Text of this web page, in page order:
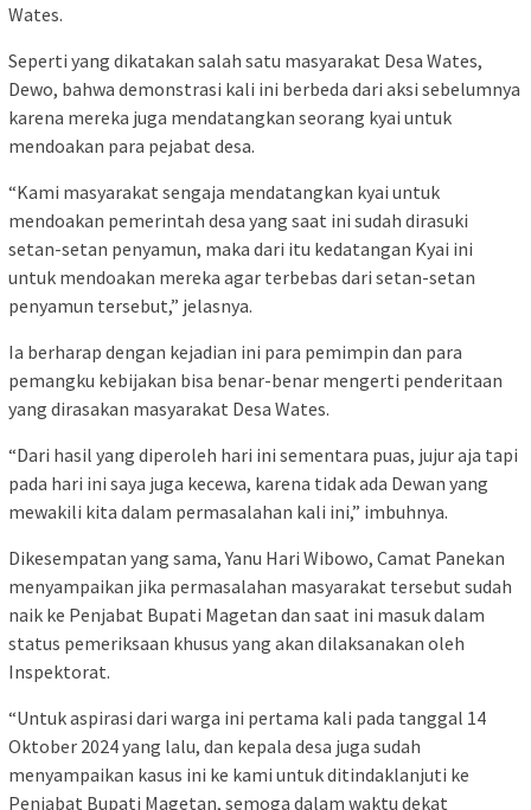
Wates.
Seperti yang dikatakan salah satu masyarakat Desa Wates,
Dewo, bahwa demonstrasi kali ini berbeda dari aksi sebelumnya
karena mereka juga mendatangkan seorang kyai untuk
mendoakan para pejabat desa.
“Kami masyarakat sengaja mendatangkan kyai untuk
mendoakan pemerintah desa yang saat ini sudah dirasuki
setan-setan penyamun, maka dari itu kedatangan Kyai ini
untuk mendoakan mereka agar terbebas dari setan-setan
penyamun tersebut,” jelasnya.
Ia berharap dengan kejadian ini para pemimpin dan para
pemangku kebijakan bisa benar-benar mengerti penderitaan
yang dirasakan masyarakat Desa Wates.
“Dari hasil yang diperoleh hari ini sementara puas, jujur aja tapi
pada hari ini saya juga kecewa, karena tidak ada Dewan yang
mewakili kita dalam permasalahan kali ini,” imbuhnya.
Dikesempatan yang sama, Yanu Hari Wibowo, Camat Panekan
menyampaikan jika permasalahan masyarakat tersebut sudah
naik ke Penjabat Bupati Magetan dan saat ini masuk dalam
status pemeriksaan khusus yang akan dilaksanakan oleh
Inspektorat.
“Untuk aspirasi dari warga ini pertama kali pada tanggal 14
Oktober 2024 yang lalu, dan kepala desa juga sudah
menyampaikan kasus ini ke kami untuk ditindaklanjuti ke
Penjabat Bupati Magetan, semoga dalam waktu dekat